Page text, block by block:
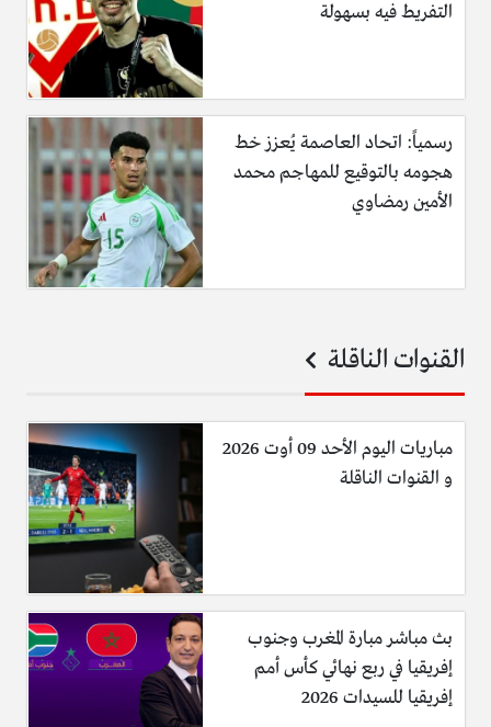
التفريط فيه بسهولة
رسمياً: اتحاد العاصمة يُعزز خط
هجومه بالتوقيع للمهاجم محمد
الأمين رمضاوي
القنوات الناقلة
مباريات اليوم الأحد 09 أوت 2026
و القنوات الناقلة
بث مباشر مبارة المغرب وجنوب
إفريقيا في ربع نهائي كأس أمم
إفريقيا للسيدات 2026